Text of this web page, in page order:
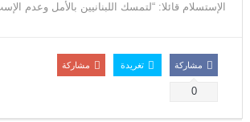
الإستسلام قائلا: “لتمسك اللبنانيين بالأمل وعدم
مشاركة
0
تغريدة مشاركة